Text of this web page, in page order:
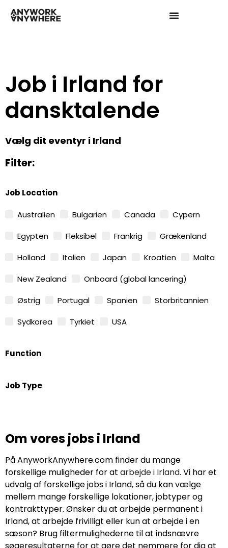
Job i Irland for
dansktalende
Vælg dit eventyr i Irland
Filter:
Job Location
Australien Bulgarien Canada
Cypern
Egypten
Fleksibel Frankrig
Grækenland
Holland
Italien Japan Kroatien
Malta
New Zealand
Onboard (global lancering)
Østrig
Portugal Spanien
Storbritannien
Sydkorea
Tyrkiet USA
Function
Job Type
Om vores jobs i Irland
På AnyworkAnywhere.com finder du mange
forskellige muligheder for at arbejde i Irland. Vi har et
udvalg af forskellige jobs i Irland, så du kan vælge
mellem mange forskellige lokationer, jobtyper og
kontrakttyper. Ønsker du at arbejde permanent i
Irland, at arbejde frivilligt eller kun at arbejde i en
sæson? Brug filtermulighederne til at indsnævre